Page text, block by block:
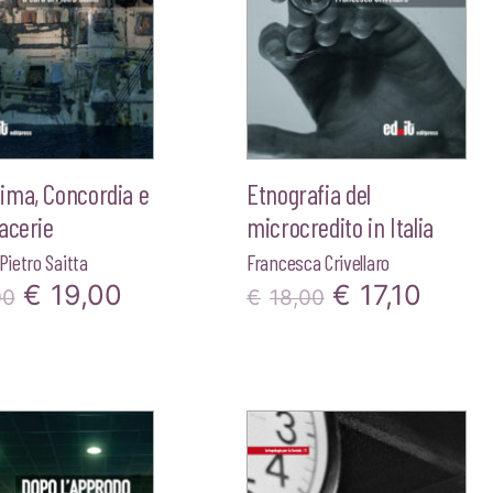
Concordia e
Pietro Saitta
Il
era:
€20,00.
€ 19,00
è:
Etnografia del
microcredito in Italia
Francesca Crivellaro
€ 18,00 Il
era:
€18,00.
€ 17,10
è:
€17,10.